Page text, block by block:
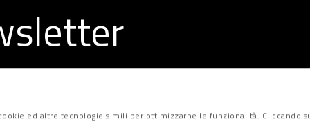
ed altre tecnologie simili per ottimizzarne le funzionalità. Cliccando su